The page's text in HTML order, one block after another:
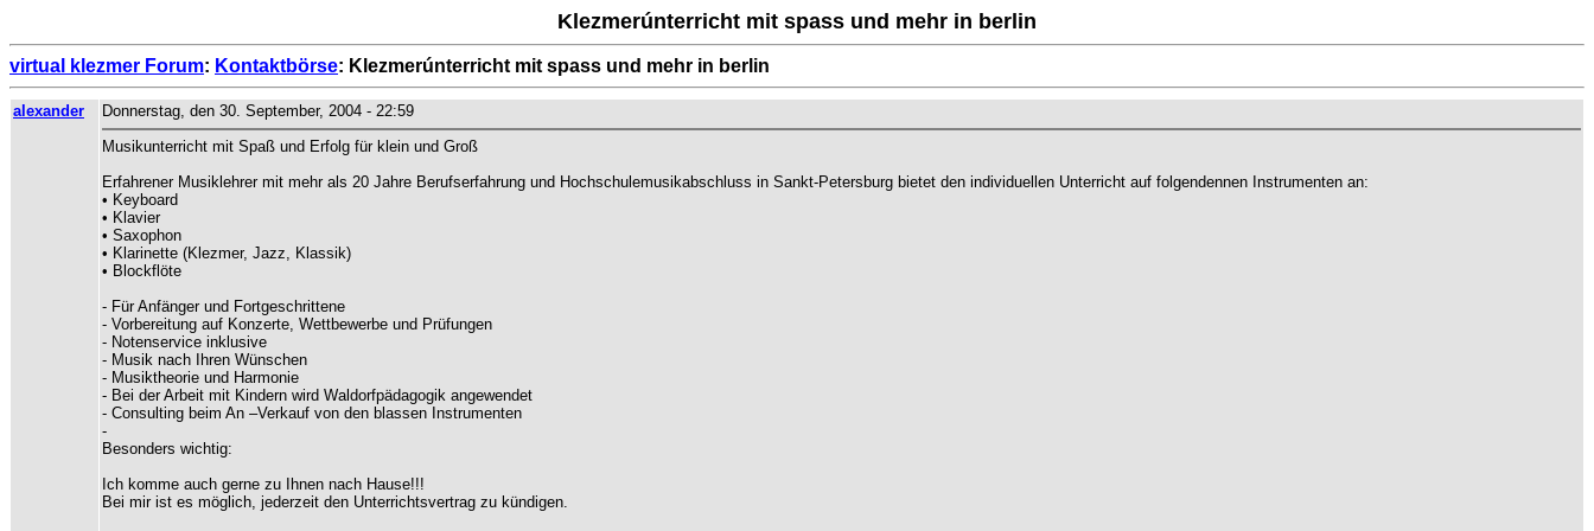
Klezmerúnterricht mit spass und mehr in berlin
virtual klezmer Forum: Kontaktbörse: Klezmerúnterricht mit spass und mehr in berlin
alexander
Donnerstag, den 30. September, 2004 - 22:59
Musikunterricht mit Spaß und Erfolg für klein und Groß
Erfahrener Musiklehrer mit mehr als 20 Jahre Berufserfahrung und Hochschulemusikabschluss in Sankt-Petersburg bietet den individuellen Unterricht auf folgendennen Instrumenten an:
• Keyboard
• Klavier
• Saxophon
• Klarinette (Klezmer, Jazz, Klassik)
• Blockflöte
- Für Anfänger und Fortgeschrittene
- Vorbereitung auf Konzerte, Wettbewerbe und Prüfungen
- Notenservice inklusive
- Musik nach Ihren Wünschen
- Musiktheorie und Harmonie
- Bei der Arbeit mit Kindern wird Waldorfpädagogik angewendet
- Consulting beim An –Verkauf von den blassen Instrumenten
-
Besonders wichtig:
Ich komme auch gerne zu Ihnen nach Hause!!!
Bei mir ist es möglich, jederzeit den Unterrichtsvertrag zu kündigen.